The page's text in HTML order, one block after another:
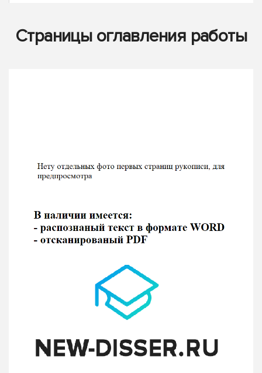
Страницы оглавления работы